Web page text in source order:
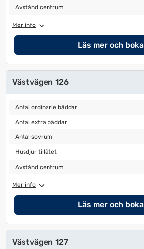
Avstånd centrum
Avstånd centrum
Mer info
Läs mer och boka
Västvägen 126
Antal ordinarie bäddar
Antal ordinarie bäddar
Antal extra bäddar
Antal extra bäddar
Antal sovrum
Antal sovrum
Husdjur tillåtet
Husdjur tillåtet
Avstånd centrum
Avstånd centrum
Mer info
Läs mer och boka
Västvägen 127